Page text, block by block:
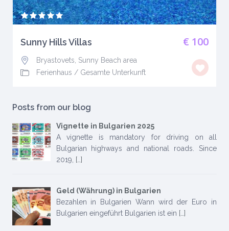
€ 100
Sunny Hills Villas
Bryastovets, Sunny Beach area
Ferienhaus / Gesamte Unterkunft
Posts from our blog
Vignette in Bulgarien 2025
A vignette is mandatory for driving on all
Bulgarian highways and national roads. Since
2019, […]
Geld (Währung) in Bulgarien
Bezahlen in Bulgarien Wann wird der Euro in
Bulgarien eingeführt Bulgarien ist ein […]